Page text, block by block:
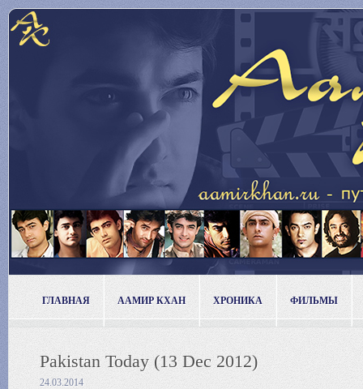
ГЛАВНАЯ ААМИР КХАН ХРОНИКА ФИЛЬМЫ
Pakistan Today (13 Dec 2012)
24.03.2014